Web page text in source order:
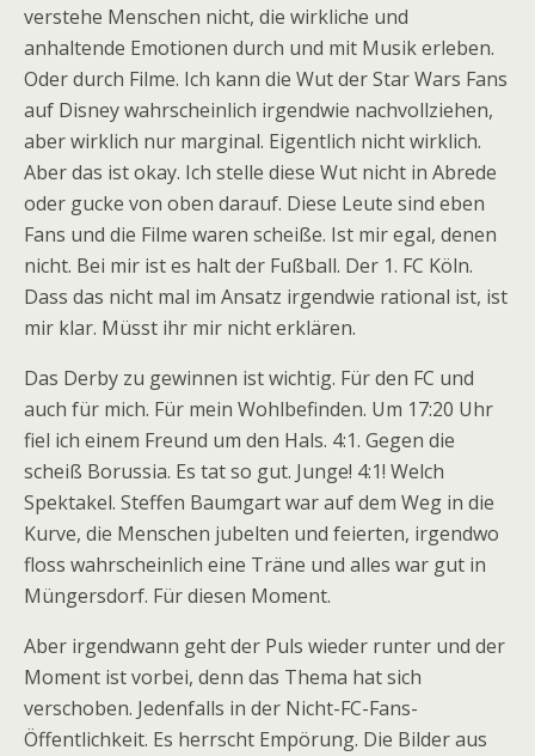
verstehe Menschen nicht, die wirkliche und
anhaltende Emotionen durch und mit Musik erleben.
Oder durch Filme. Ich kann die Wut der Star Wars Fans
auf Disney wahrscheinlich irgendwie nachvollziehen,
aber wirklich nur marginal. Eigentlich nicht wirklich.
Aber das ist okay. Ich stelle diese Wut nicht in Abrede
oder gucke von oben darauf. Diese Leute sind eben
Fans und die Filme waren scheiße. Ist mir egal, denen
nicht. Bei mir ist es halt der Fußball. Der 1. FC Köln.
Dass das nicht mal im Ansatz irgendwie rational ist, ist
mir klar. Müsst ihr mir nicht erklären.
Das Derby zu gewinnen ist wichtig. Für den FC und
auch für mich. Für mein Wohlbefinden. Um 17:20 Uhr
fiel ich einem Freund um den Hals. 4:1. Gegen die
scheiß Borussia. Es tat so gut. Junge! 4:1! Welch
Spektakel. Steffen Baumgart war auf dem Weg in die
Kurve, die Menschen jubelten und feierten, irgendwo
floss wahrscheinlich eine Träne und alles war gut in
Müngersdorf. Für diesen Moment.
Aber irgendwann geht der Puls wieder runter und der
Moment ist vorbei, denn das Thema hat sich
verschoben. Jedenfalls in der Nicht-FC-Fans-
Öffentlichkeit. Es herrscht Empörung. Die Bilder aus